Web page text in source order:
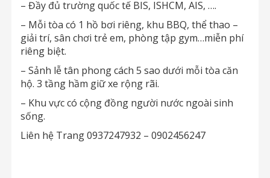
– Đầy đủ trường quốc tế BIS, ISHCM, AIS, ….
– Mỗi tòa có 1 hồ bơi riêng, khu BBQ, thể thao –
giải trí, sân chơi trẻ em, phòng tập gym…miễn phí
riêng biệt.
– Sảnh lễ tân phong cách 5 sao dưới mỗi tòa căn
hộ. 3 tầng hầm giữ xe rộng rãi.
– Khu vực có cộng đồng người nước ngoài sinh
sống.
Liên hệ Trang 0937247932 – 0902456247